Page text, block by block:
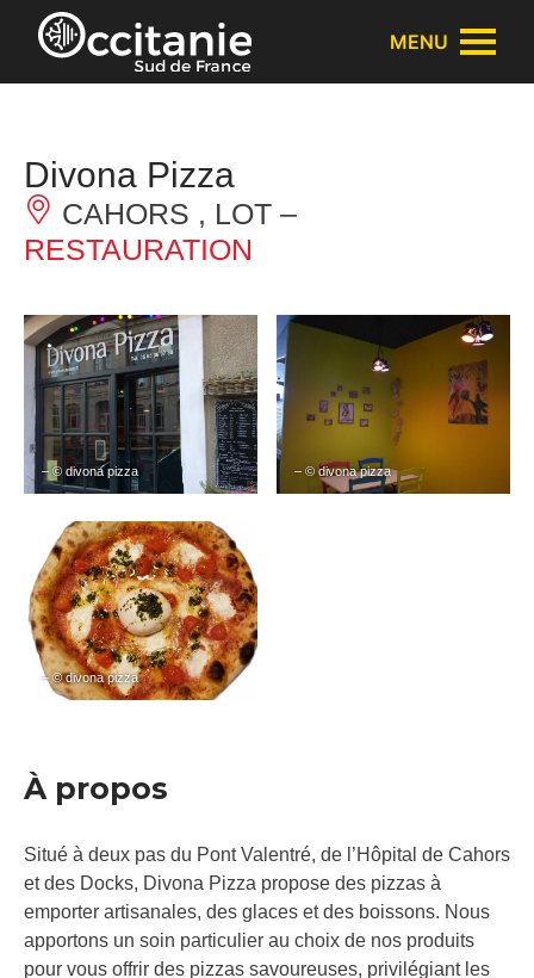
Panneau de gestion des cookies
MENU
Divona Pizza
CAHORS , LOT –
RESTAURATION
– © divona pizza – © divona pizza
– © divona pizza
À propos
Situé à deux pas du Pont Valentré, de l’Hôpital de Cahors
et des Docks, Divona Pizza propose des pizzas à
emporter artisanales, des glaces et des boissons. Nous
apportons un soin particulier au choix de nos produits
pour vous offrir des pizzas savoureuses, privilégiant les